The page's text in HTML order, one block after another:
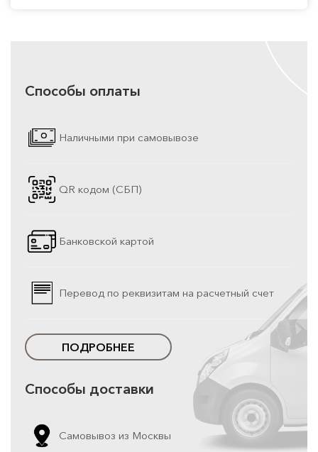
Способы оплаты
Наличными при самовывозе
QR кодом (СБП)
Банковской картой
Перевод по реквизитам на расчетный счет
ПОДРОБНЕЕ
Способы доставки
Самовывоз из Москвы